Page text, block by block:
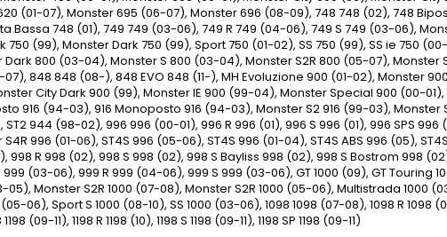
(01-07), Monster 695 (06-07), Monster 696 (08-09), 748 748 (02), 748
Bassa 748 (01), 749 749 (03-06), 749 R 749 (04-06), 749 S 749 (03-06),
750 (99), Monster Dark 750 (99), Sport 750 (01-02), SS 750 (99), SS ie 750
Dark 800 (03-04), Monster S 800 (03-04), Monster S2R 800 (05-07),
848 848 (08-), 848 EVO 848 (11-), MH Evoluzione 900 (01-02), Monster
City Dark 900 (99), Monster IE 900 (99-04), Monster Special 900 (00-
916 (94-03), 916 Monoposto 916 (94-03), Monster S2 916 (99-03), Monster
944 (98-02), 996 996 (00-01), 996 R 996 (01), 996 S 996 (01), 996 SPS 996
996 (01-06), ST4S 996 (05-06), ST4S 996 (01-04), ST4S ABS 996 (05),
998 R 998 (02), 998 S 998 (02), 998 S Bayliss 998 (02), 998 S Bostrom 998
999 (03-06), 999 R 999 (04-06), 999 S 999 (03-06), GT 1000 (09), GT Touring
05), Monster S2R 1000 (07-08), Monster S2R 1000 (05-06), Multistrada 1000
(05-06), Sport S 1000 (08-10), SS 1000 (03-06), 1098 1098 (07-08), 1098 R 1098
(09-11), 1198 R 1198 (10), 1198 S 1198 (09-11), 1198 SP 1198 (09-11)